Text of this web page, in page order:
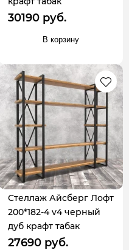
30190 руб.
В корзину
Стеллаж Айсберг Лофт
200*182-4 v4 черный
дуб крафт табак
27690 руб.